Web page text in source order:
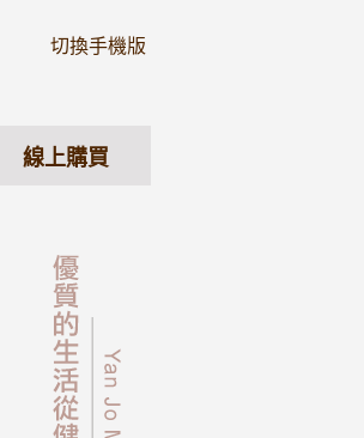
切換手機版
線上購買